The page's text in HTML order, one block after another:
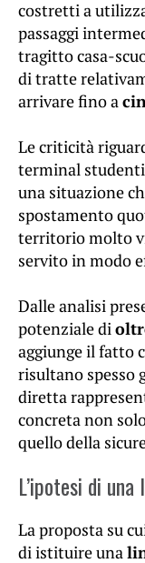
costretti a
passaggi
tragitto casa-
di tratte
arrivare fino a
Le criticità
terminal studenti
una situazione
spostamento
territorio molto
servito in modo
Dalle analisi
potenziale di
aggiunge il fatto
risultano spesso
diretta
concreta non
quello della
L’ipotesi di
La proposta su
di istituire una